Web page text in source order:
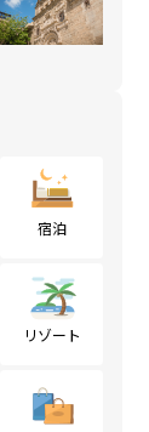
宿泊
リゾート